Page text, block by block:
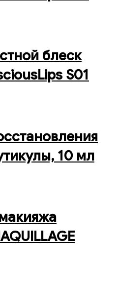
блеск
S01
10 мл